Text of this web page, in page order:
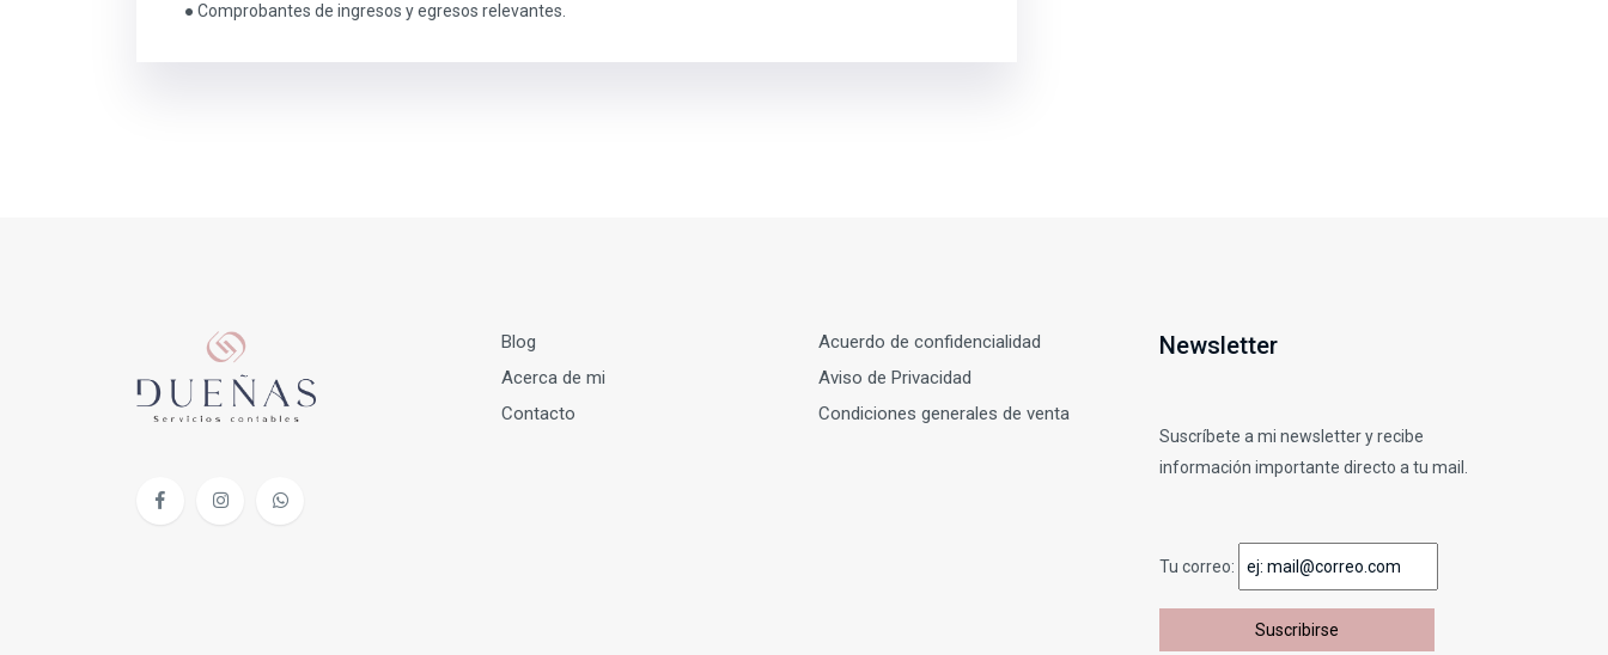
● Comprobantes de ingresos y egresos relevantes.
Blog
Acerca de mi
Contacto
Acuerdo de confidencialidad
Aviso de Privacidad
Condiciones generales de venta
Newsletter
Suscríbete a mi newsletter y recibe
información importante directo a tu mail.
Tu correo: